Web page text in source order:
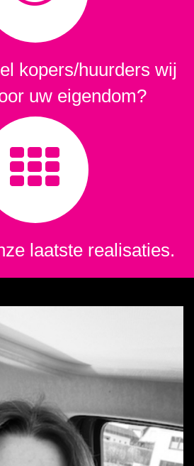
kopers/huurders wij
uw eigendom?
laatste realisaties.